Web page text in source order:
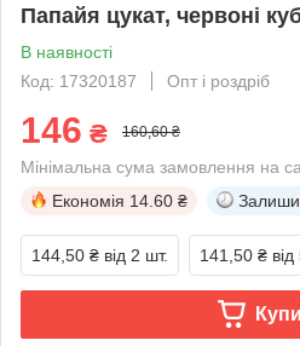
Папайя цукат, червоні
В наявності
Код: 17320187
Опт і роздріб
146 ₴ 160,60 ₴
Мінімальна сума замовлення на
Економія 14.60 ₴
144,50 ₴ від 2 шт. 141,50 ₴